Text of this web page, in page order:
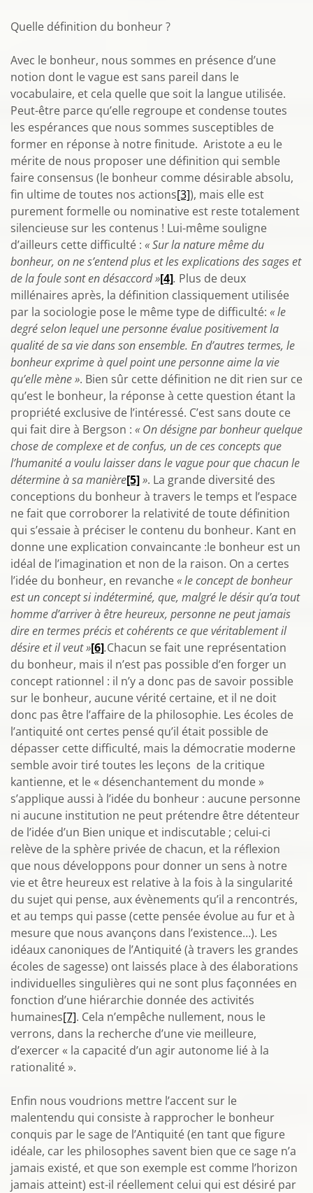
Quelle définition du bonheur ?
Avec le bonheur, nous sommes en présence d’une
notion dont le vague est sans pareil dans le
vocabulaire, et cela quelle que soit la langue utilisée.
Peut-être parce qu’elle regroupe et condense toutes
les espérances que nous sommes susceptibles de
former en réponse à notre finitude. Aristote a eu le
mérite de nous proposer une définition qui semble
faire consensus (le bonheur comme désirable absolu,
fin ultime de toutes nos actions[3]), mais elle est
purement formelle ou nominative est reste totalement
silencieuse sur les contenus ! Lui-même souligne
d’ailleurs cette difficulté : « Sur la nature même du
bonheur, on ne s’entend plus et les explications des sages et
de la foule sont en désaccord »[4]. Plus de deux
millénaires après, la définition classiquement utilisée
par la sociologie pose le même type de difficulté: « le
degré selon lequel une personne évalue positivement la
qualité de sa vie dans son ensemble. En d’autres termes, le
bonheur exprime à quel point une personne aime la vie
qu’elle mène ». Bien sûr cette définition ne dit rien sur ce
qu’est le bonheur, la réponse à cette question étant la
propriété exclusive de l’intéressé. C’est sans doute ce
qui fait dire à Bergson : « On désigne par bonheur quelque
chose de complexe et de confus, un de ces concepts que
l’humanité a voulu laisser dans le vague pour que chacun le
détermine à sa manière[5]». La grande diversité des
conceptions du bonheur à travers le temps et l’espace
ne fait que corroborer la relativité de toute définition
qui s’essaie à préciser le contenu du bonheur. Kant en
donne une explication convaincante :le bonheur est un
idéal de l’imagination et non de la raison. On a certes
l’idée du bonheur, en revanche« le concept de bonheur
est un concept si indéterminé, que, malgré le désir qu’a tout
homme d’arriver à être heureux, personne ne peut jamais
dire en termes précis et cohérents ce que véritablement il
désire et il veut »[6].Chacun se fait une représentation
du bonheur, mais il n’est pas possible d’en forger un
concept rationnel : il n’y a donc pas de savoir possible
sur le bonheur, aucune vérité certaine, et il ne doit
donc pas être l’affaire de la philosophie. Les écoles de
l’antiquité ont certes pensé qu’il était possible de
dépasser cette difficulté, mais la démocratie moderne
semble avoir tiré toutes les leçons de la critique
kantienne, et le « désenchantement du monde »
s’applique aussi à l’idée du bonheur : aucune personne
ni aucune institution ne peut prétendre être détenteur
de l’idée d’un Bien unique et indiscutable ; celui-ci
relève de la sphère privée de chacun, et la réflexion
que nous développons pour donner un sens à notre
vie et être heureux est relative à la fois à la singularité
du sujet qui pense, aux évènements qu’il a rencontrés,
et au temps qui passe (cette pensée évolue au fur et à
mesure que nous avançons dans l’existence…). Les
idéaux canoniques de l’Antiquité (à travers les grandes
écoles de sagesse) ont laissés place à des élaborations
individuelles singulières qui ne sont plus façonnées en
fonction d’une hiérarchie donnée des activités
humaines[7]. Cela n’empêche nullement, nous le
verrons, dans la recherche d’une vie meilleure,
d’exercer « la capacité d’un agir autonome lié à la
rationalité ».
Enfin nous voudrions mettre l’accent sur le
malentendu qui consiste à rapprocher le bonheur
conquis par le sage de l’Antiquité (en tant que figure
idéale, car les philosophes savent bien que ce sage n’a
jamais existé, et que son exemple est comme l’horizon
jamais atteint) est-il réellement celui qui est désiré par